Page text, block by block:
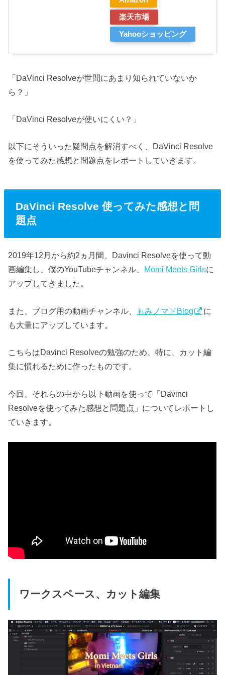
楽天市場
Yahooショッピング
「DaVinci Resolveが世間にあまり知られていないか
ら？」
「DaVinci Resolveが使いにくい？」
以下にそういった疑問点を解消すべく、DaVinci Resolve
を使ってみた感想と問題点をレポートしていきます。
DaVinci Resolve 使ってみた感想と問
題点
2019年12月から約2ヵ月間、Davinci Resolveを使って動
画編集し、僕のYouTubeチャンネル、 Momi Meets Girlsに
アップしてきました。
また、ブログ用の動画チャンネル、 もみノマドBlog
に
も大量にアップしています。
こちらはDavinci Resolveの勉強のため、特に、カット編
集に慣れるために作ったものです。
今回、それらの中から以下動画を使って「Davinci
Resolveを使ってみた感想と問題点」についてレポートし
ていきます。
ワークスペース、カット編集